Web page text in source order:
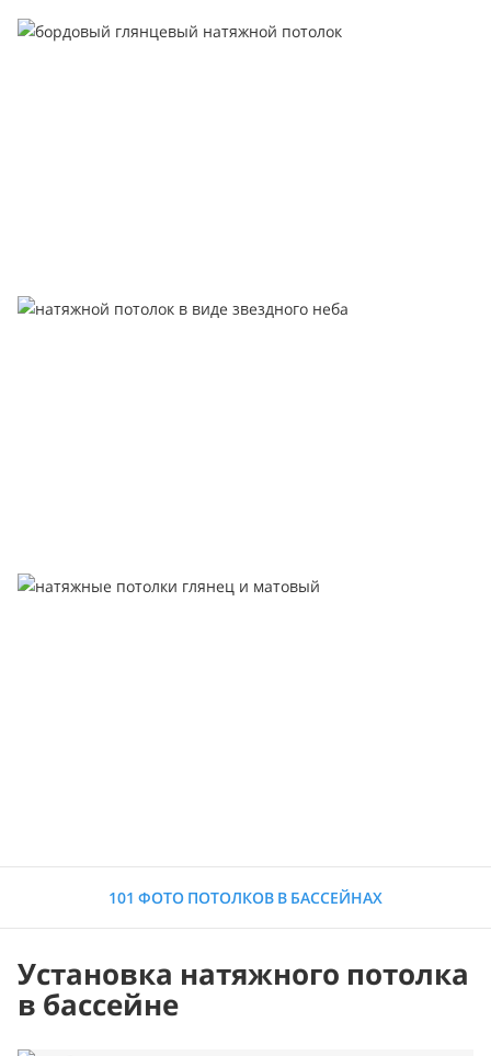
101 ФОТО ПОТОЛКОВ В БАССЕЙНАХ
Установка натяжного потолка
в бассейне